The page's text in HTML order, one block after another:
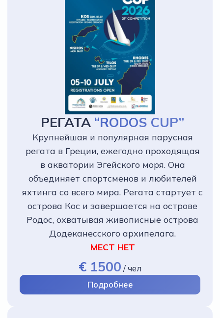
РЕГАТА “RODOS CUP”
Крупнейшая и популярная парусная
регата в Греции, ежегодно проходящая
в акватории Эгейского моря. Она
объединяет спортсменов и любителей
яхтинга со всего мира. Регата стартует с
острова Кос и завершается на острове
Родос, охватывая живописные острова
Додеканесского архипелага.
МЕСТ НЕТ
€ 1500 /чел
Подробнее